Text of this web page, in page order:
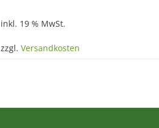
inkl. 19 % MwSt.
zzgl. Versandkosten